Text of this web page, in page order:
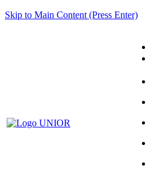
Skip to Main Content (Press Enter)